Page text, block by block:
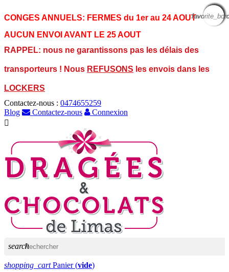
CONGES ANNUELS: FERMES du 1er au 24 AOUT
AUCUN ENVOI AVANT LE 25 AOUT
RAPPEL: nous ne garantissons pas les délais des
transporteurs ! Nous REFUSONS les envois dans les
LOCKERS
Contactez-nous : 0474655259
Blog
Contactez-nous
Connexion

search
shopping_cart Panier (vide)